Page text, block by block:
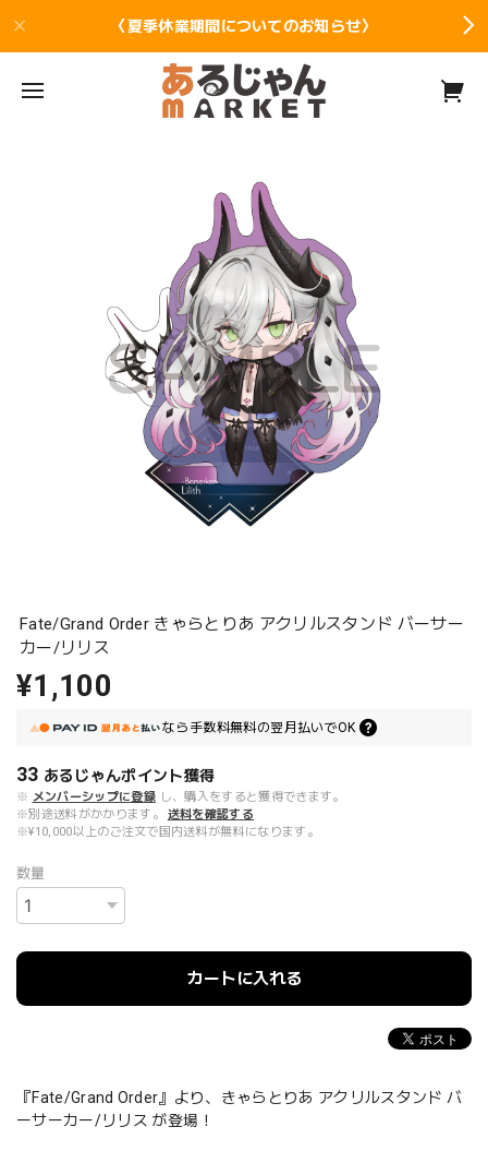
〈夏季休業期間についてのお知らせ〉
Fate/Grand Order きゃらとりあ アクリルスタンド バーサー
カー/リリス
¥1,100
なら 手数料無料の翌月払いでOK
33 あるじゃんポイント獲得
※ メンバーシップに登録 し、購入をすると獲得できます。
※別途送料がかかります。
送料を確認する
※¥10,000以上のご注文で国内送料が無料になります。
数量
カートに入れる
『Fate/Grand Order』より、きゃらとりあ アクリルスタンド バ
ーサーカー/リリス が登場！